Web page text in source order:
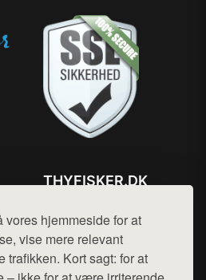
vores hjemmeside for at
vise mere relevant
trafikken. Kort sagt: for at
THYFISKER.DK
Mail: hej@want.dk
Cookie- og privatlivspolitik